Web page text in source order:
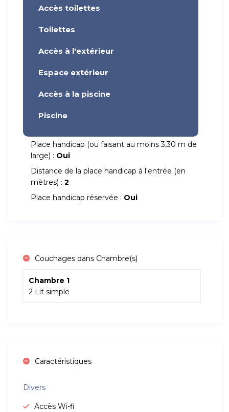
Accès toilettes
Toilettes
Accès à l'extérieur
Espace extérieur
Accès à la piscine
Piscine
Place handicap (ou faisant au moins 3,30 m de
large) : Oui
Distance de la place handicap à l'entrée (en
mètres) : 2
Place handicap réservée : Oui
Couchages dans Chambre(s)
Chambre 1
2 Lit simple
Caractéristiques
Divers
Accès Wi-fi